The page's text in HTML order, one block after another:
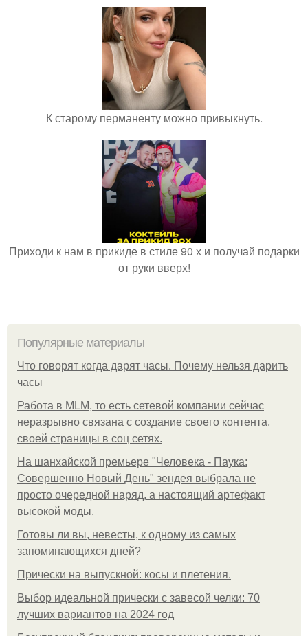
К старому перманенту можно привыкнуть.
Приходи к нам в прикиде в стиле 90 х и получай подарки
от руки вверх!
Популярные материалы
Что говорят когда дарят часы. Почему нельзя дарить
часы
Работа в MLM, то есть сетевой компании сейчас
неразрывно связана с создание своего контента,
своей страницы в соц сетях.
На шанхайской премьере "Человека - Паука:
Совершенно Новый День" зендея выбрала не
просто очередной наряд, а настоящий артефакт
высокой моды.
Готовы ли вы, невесты, к одному из самых
запоминающихся дней?
Прически на выпускной: косы и плетения.
Выбор идеальной прически с завесой челки: 70
лучших вариантов на 2024 год